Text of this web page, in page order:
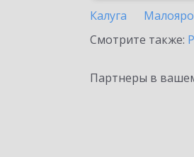
Калуга
Смотрите также:
Партнеры в